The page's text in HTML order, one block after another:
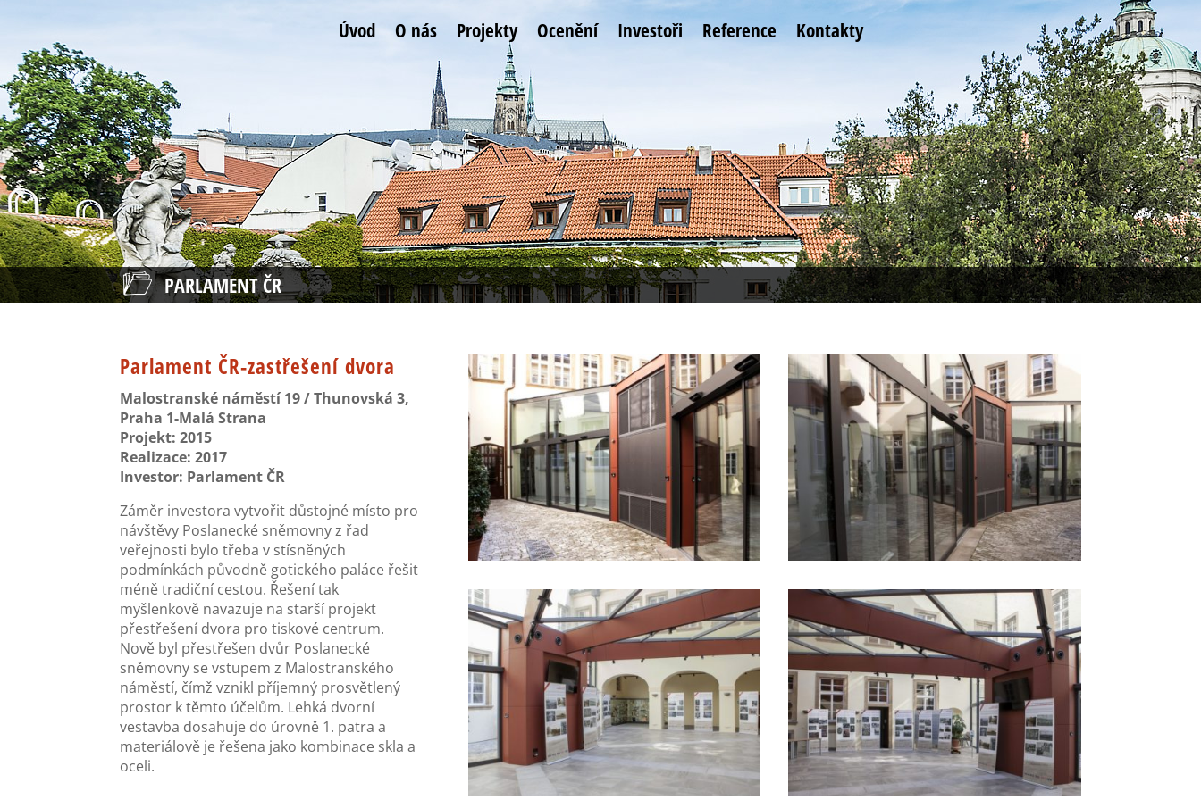
Úvod O nás Projekty Ocenění Investoři Reference Kontakty
PARLAMENT ČR
Parlament ČR-zastřešení dvora
Malostranské náměstí 19 / Thunovská 3,
Praha 1-Malá Strana
Projekt: 2015
Realizace: 2017
Investor: Parlament ČR
Záměr investora vytvořit důstojné místo pro
návštěvy Poslanecké sněmovny z řad
veřejnosti bylo třeba v stísněných
podmínkách původně gotického paláce řešit
méně tradiční cestou. Řešení tak
myšlenkově navazuje na starší projekt
přestřešení dvora pro tiskové centrum.
Nově byl přestřešen dvůr Poslanecké
sněmovny se vstupem z Malostranského
náměstí, čímž vznikl příjemný prosvětlený
prostor k těmto účelům. Lehká dvorní
vestavba dosahuje do úrovně 1. patra a
materiálově je řešena jako kombinace skla a
oceli.